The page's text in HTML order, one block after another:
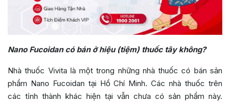
Nano Fucoidan có bán ở hiệu (tiệm) thuốc tây không?
Nhà thuốc Vivita là một trong những nhà thuốc có bán sản
phẩm Nano Fucoidan tại Hồ Chí Minh. Các nhà thuốc trên
các tỉnh thành khác hiện tại vẫn chưa có sản phẩm này.